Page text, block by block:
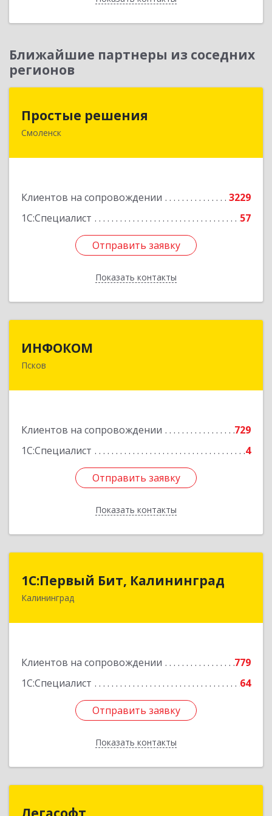
Ближайшие партнеры из соседних
регионов
Простые решения
Смоленск
Клиентов на сопровождении
3229
1С:Специалист
57
Отправить заявку
Показать контакты
214015, Смоленская обл, Смоленск г, Большая
Отправить заявку
Назад
ИНФОКОМ
Псков
Клиентов на сопровождении
729
1С:Специалист
4
Отправить заявку
Показать контакты
180000, Псковская обл, Псков г, Советская ул,
Отправить заявку
Назад
1С:Первый Бит, Калининград
Калининград
Клиентов на сопровождении
779
1С:Специалист
64
Отправить заявку
Показать контакты
1С:Первый Бит, Калининград
236006, Калининградская обл, Калининград г,
Отправить заявку
Назад